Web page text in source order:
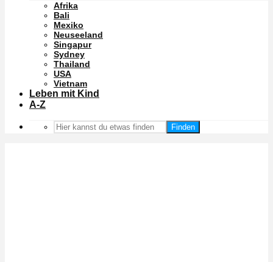
Afrika
Bali
Mexiko
Neuseeland
Singapur
Sydney
Thailand
USA
Vietnam
Leben mit Kind
A-Z
Finden